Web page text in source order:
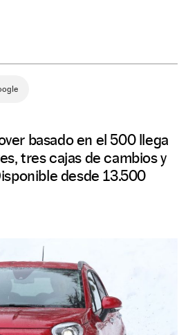
basado en el 500 llega
tres cajas de cambios y
desde 13.500